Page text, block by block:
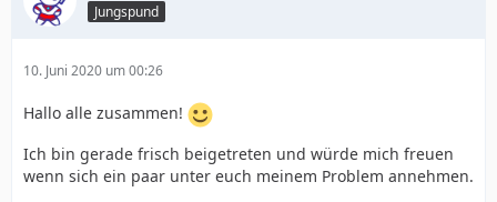
Jungspund
10. Juni 2020 um 00:26
Hallo alle zusammen!
Ich bin gerade frisch beigetreten und würde mich freuen
wenn sich ein paar unter euch meinem Problem annehmen.